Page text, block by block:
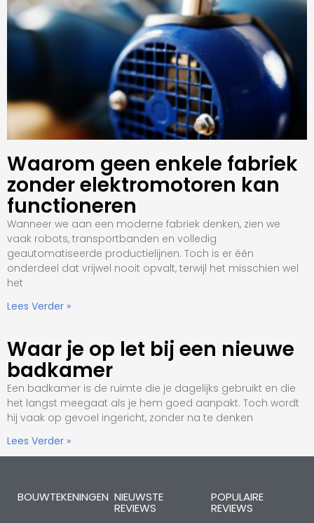
Waarom geen enkele fabriek
zonder elektromotoren kan
functioneren
Wanneer we aan een moderne fabriek denken, zien we
vaak robots, transportbanden en volledig
geautomatiseerde productielijnen. Toch is er één
onderdeel dat vrijwel nooit opvalt, terwijl het misschien wel
het
Lees Verder »
Waar je op let bij een nieuwe
badkamer
Een badkamer is de ruimte die je dagelijks gebruikt en die
het langst meegaat als je hem goed aanpakt. Toch wordt
hij vaak op gevoel ingericht, zonder na te denken
Lees Verder »
BOUWTEKENINGEN NIEUWSTE
REVIEWS
POPULAIRE
REVIEWS